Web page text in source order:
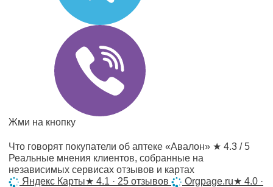
Жми на кнопку
Что говорят покупатели об аптеке «Авалон» ★ 4.3 / 5
Реальные мнения клиентов, собранные на
независимых сервисах отзывов и картах
Яндекс Карты★ 4.1 · 25 отзывов Orgpage.ru★ 4.0 ·